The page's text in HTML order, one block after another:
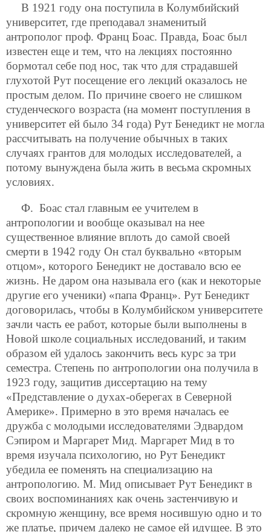
В 1921 году она поступила в Колумбийский
университет, где преподавал знаменитый
антрополог проф. Франц Боас. Правда, Боас был
известен еще и тем, что на лекциях постоянно
бормотал себе под нос, так что для страдавшей
глухотой Рут посещение его лекций оказалось не
простым делом. По причине своего не слишком
студенческого возраста (на момент поступления в
университет ей было 34 года) Рут Бенедикт не могла
рассчитывать на получение обычных в таких
случаях грантов для молодых исследователей, а
потому вынуждена была жить в весьма скромных
условиях.
Ф. Боас стал главным ее учителем в
антропологии и вообще оказывал на нее
существенное влияние вплоть до самой своей
смерти в 1942 году Он стал буквально «вторым
отцом», которого Бенедикт не доставало всю ее
жизнь. Не даром она называла его (как и некоторые
другие его ученики) «папа Франц». Рут Бенедикт
договорилась, чтобы в Колумбийском университете
зачли часть ее работ, которые были выполнены в
Новой школе социальных исследований, и таким
образом ей удалось закончить весь курс за три
семестра. Степень по антропологии она получила в
1923 году, защитив диссертацию на тему
«Представление о духах-оберегах в Северной
Америке». Примерно в это время началась ее
дружба с молодыми исследователями Эдвардом
Сэпиром и Маргарет Мид. Маргарет Мид в то
время изучала психологию, но Рут Бенедикт
убедила ее поменять на специализацию на
антропологию. М. Мид описывает Рут Бенедикт в
своих воспоминаниях как очень застенчивую и
скромную женщину, все время носившую одно и то
же платье, причем далеко не самое ей идущее. В это